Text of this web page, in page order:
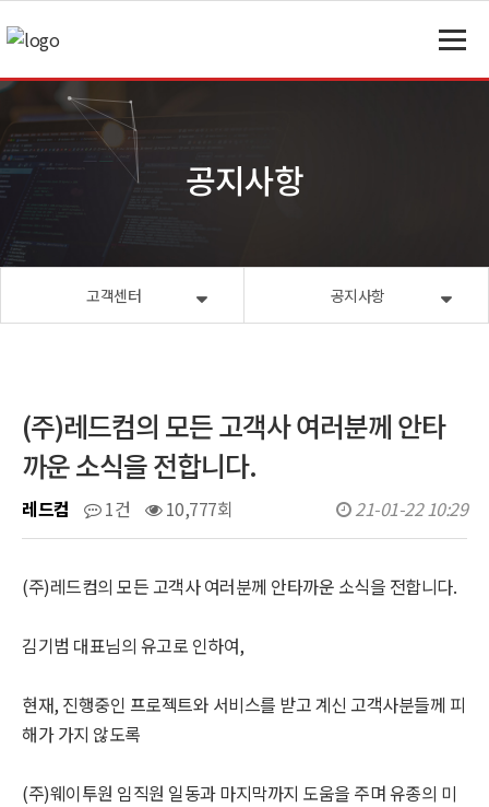
공지사항
고객센터 공지사항
(주)레드컴의 모든 고객사 여러분께 안타
까운 소식을 전합니다.
레드컴 1건 10,777회 21-01-22 10:29
(주)레드컴의 모든 고객사 여러분께 안타까운 소식을 전합니다.
김기범 대표님의 유고로 인하여,
현재, 진행중인 프로젝트와 서비스를 받고 계신 고객사분들께 피
해가 가지 않도록
(주)웨이투원 임직원 일동과 마지막까지 도움을 주며 유종의 미